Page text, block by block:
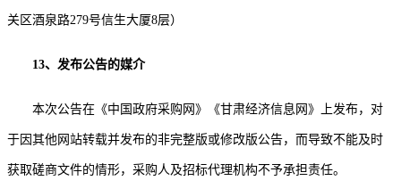
关区酒泉路279号信生大厦8层）
13、发布公告的媒介
本次公告在《中国政府采购网》《甘肃经济信息网》上发布，对
于因其他网站转载并发布的非完整版或修改版公告，而导致不能及时
获取磋商文件的情形，采购人及招标代理机构不予承担责任。